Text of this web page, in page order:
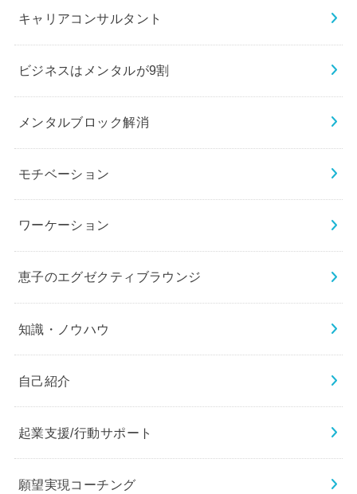
キャリアコンサルタント
ビジネスはメンタルが9割
メンタルブロック解消
モチベーション
ワーケーション
恵子のエグゼクティブラウンジ
知識・ノウハウ
自己紹介
起業支援/行動サポート
願望実現コーチング